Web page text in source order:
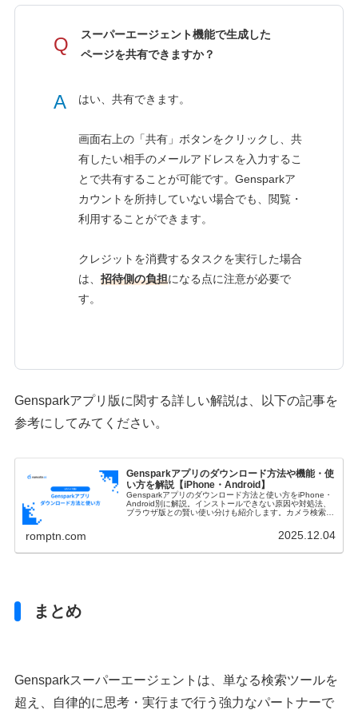
Q
スーパーエージェント機能で生成した
ページを共有できますか？
A はい、共有できます。
画面右上の「共有」ボタンをクリックし、共
有したい相手のメールアドレスを入力するこ
とで共有することが可能です。Gensparkア
カウントを所持していない場合でも、閲覧・
利用することができます。
クレジットを消費するタスクを実行した場合
は、 招待側の負担になる点に注意が必要で
す。
Gensparkアプリ版に関する詳しい解説は、以下の記事を
参考にしてみてください。
Gensparkアプリのダウンロード方法や機能・使
い方を解説【iPhone・Android】
Gensparkアプリのダウンロード方法と使い方をiPhone・
Android別に解説。インストールできない原因や対処法、
ブラウザ版との賢い使い分けも紹介します。カメラ検索や
romptn.com 2025.12.04
まとめ
Gensparkスーパーエージェントは、単なる検索ツールを
超え、自律的に思考・実行まで行う強力なパートナーで